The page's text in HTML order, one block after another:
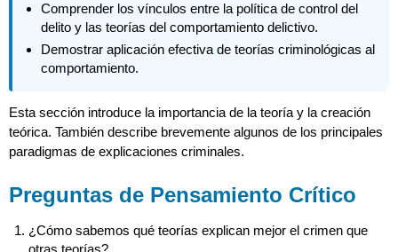
Comprender los vínculos entre la política de control del
delito y las teorías del comportamiento delictivo.
Demostrar aplicación efectiva de teorías criminológicas al
comportamiento.
Esta sección introduce la importancia de la teoría y la creación
teórica. También describe brevemente algunos de los principales
paradigmas de explicaciones criminales.
Preguntas de Pensamiento Crítico
¿Cómo sabemos qué teorías explican mejor el crimen que
otras teorías?